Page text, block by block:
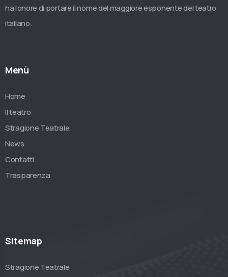
ha l’onore di portare il nome del maggiore esponente del teatro
italiano.
Menù
Home
Il teatro
Stragione Teatrale
News
Contatti
Trasparenza
Sitemap
Stragione Teatrale